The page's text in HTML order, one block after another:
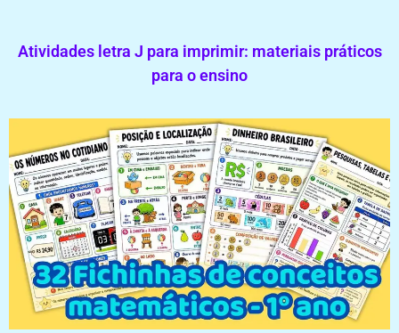
Atividades letra J para imprimir: materiais práticos
para o ensino